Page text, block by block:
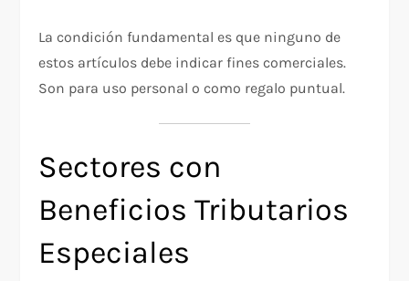
La condición fundamental es que ninguno de
estos artículos debe indicar fines comerciales.
Son para uso personal o como regalo puntual.
Sectores con
Beneficios Tributarios
Especiales